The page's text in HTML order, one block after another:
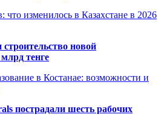
что изменилось в Казахстане в 2026
новой
тенге
в Костанае: возможности и
пострадали шесть рабочих